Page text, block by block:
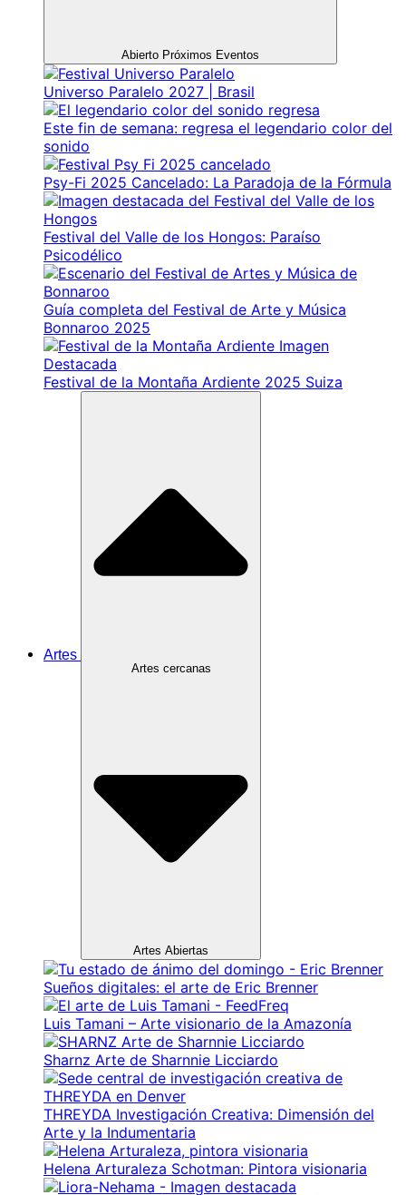
Abierto Próximos Eventos
Universo Paralelo 2027 | Brasil
Este fin de semana: regresa el legendario color del
sonido
Psy-Fi 2025 Cancelado: La Paradoja de la Fórmula
Festival del Valle de los Hongos: Paraíso
Psicodélico
Guía completa del Festival de Arte y Música
Bonnaroo 2025
Festival de la Montaña Ardiente 2025 Suiza
Artes
Artes cercanas
Artes Abiertas
Sueños digitales: el arte de Eric Brenner
Luis Tamani – Arte visionario de la Amazonía
Sharnz Arte de Sharnnie Licciardo
THREYDA Investigación Creativa: Dimensión del
Arte y la Indumentaria
Helena Arturaleza Schotman: Pintora visionaria